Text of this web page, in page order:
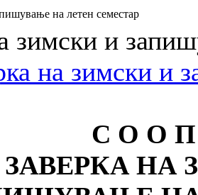
на летен семестар
зимски и
на зимски и
С О О
ЗАВЕРКА НА